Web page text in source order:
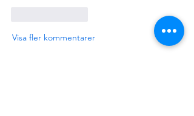
Visa fler kommentarer